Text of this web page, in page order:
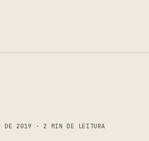
DE 2019 · 2 MIN DE LEITURA